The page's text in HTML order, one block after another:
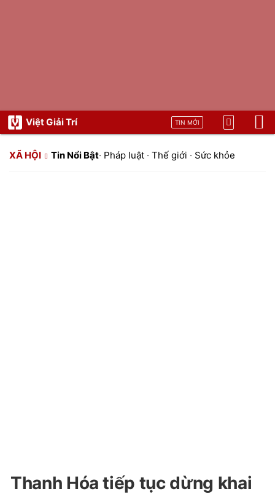
Việt Giải Trí TIN MỚI
XÃ HỘI Tin Nổi Bật· Pháp luật · Thế giới · Sức khỏe
Thanh Hóa tiếp tục dừng khai